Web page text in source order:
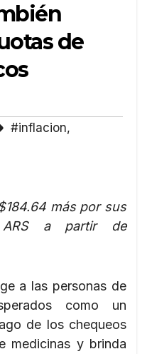
de
#inflacion,
más por sus
ARS a partir de
a las personas de
como un
de los chequeos
medicinas y brinda